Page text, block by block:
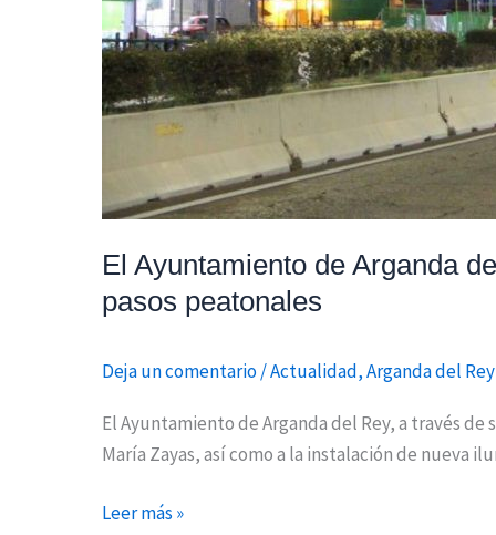
El Ayuntamiento de Arganda
pasos peatonales
Deja un comentario/Actualidad,Arganda del Rey
El Ayuntamiento de Arganda del Rey, a través
María Zayas, así como a la instalación de nueva
peatonales
Leer más »